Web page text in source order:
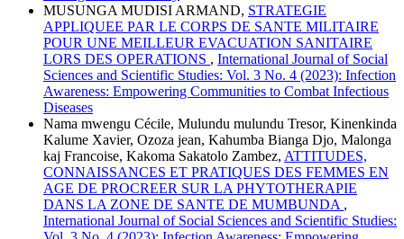
MUSUNGA MUDISI ARMAND, STRATEGIE
APPLIQUEE PAR LE CORPS DE SANTE MILITAIRE
POUR UNE MEILLEUR EVACUATION SANITAIRE
LORS DES OPERATIONS , International Journal of Social
Sciences and Scientific Studies: Vol. 3 No. 4 (2023): Infection
Awareness: Empowering Communities to Combat Infectious
Diseases
Nama mwengu Cécile, Mulundu mulundu Tresor, Kinenkinda
Kalume Xavier, Ozoza jean, Kahumba Bianga Djo, Malonga
kaj Francoise, Kakoma Sakatolo Zambez, ATTITUDES,
CONNAISSANCES ET PRATIQUES DES FEMMES EN
AGE DE PROCREER SUR LA PHYTOTHERAPIE
DANS LA ZONE DE SANTE DE MUMBUNDA ,
International Journal of Social Sciences and Scientific Studies: